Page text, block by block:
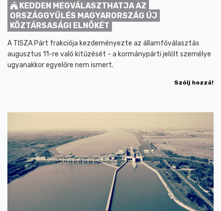
KEDDEN MEGVÁLASZTHATJA AZ
ORSZÁGGYŰLÉS MAGYARORSZÁG ÚJ
KÖZTÁRSASÁGI ELNÖKÉT
A TISZA Párt frakciója kezdeményezte az államfőválasztás
augusztus 11-re való kitűzését - a kormánypárti jelölt személye
ugyanakkor egyelőre nem ismert.
Szólj hozzá!